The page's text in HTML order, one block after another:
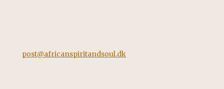
post@africanspiritandsoul.dk